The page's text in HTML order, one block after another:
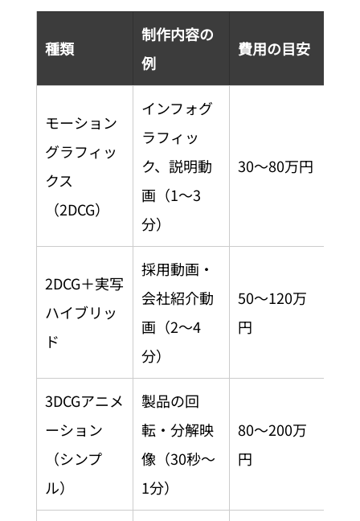
種類
制作内容の
例
費用の目安
モーション
グラフィッ
クス
（2DCG）
インフォグ
ラフィッ
ク、説明動
画（1〜3
分）
30〜80万円
2DCG＋実写
ハイブリッ
ド
採用動画・
会社紹介動
画（2〜4
分）
50〜120万
円
3DCGアニメ
ーション
（シンプ
ル）
製品の回
転・分解映
像（30秒〜
1分）
80〜200万
円